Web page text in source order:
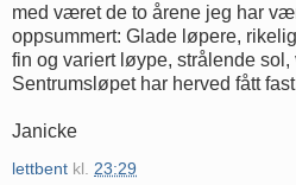
med været de to årene jeg har
oppsummert: Glade løpere,
fin og variert løype, strålende
Sentrumsløpet har herved fått
Janicke
lettbent kl. 23:29